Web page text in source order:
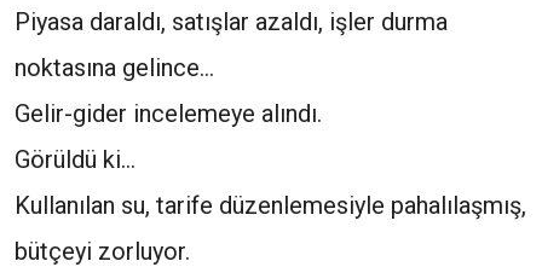
Piyasa daraldı, satışlar azaldı, işler durma
noktasına gelince…
Gelir-gider incelemeye alındı.
Görüldü ki…
Kullanılan su, tarife düzenlemesiyle pahalılaşmış,
bütçeyi zorluyor.